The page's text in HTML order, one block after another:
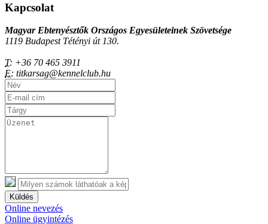
Kapcsolat
Magyar Ebtenyésztők Országos Egyesületeinek Szövetsége
1119 Budapest Tétényi út 130.
T: +36 70 465 3911
E: titkarsag@kennelclub.hu
Küldés
Online nevezés
Online ügyintézés